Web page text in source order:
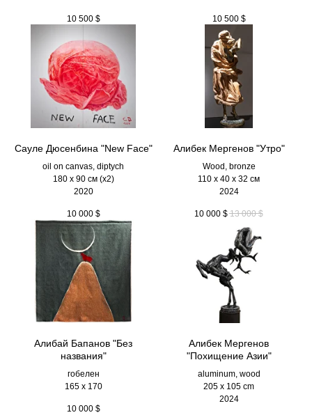
10 500 $ 10 500 $
Сауле Дюсенбина "New Face"
oil on canvas, diptych
180 x 90 см (х2)
2020
10 000 $
Алибек Мергенов "Утро"
Wood, bronze
110 х 40 х 32 см
2024
10 000 $ 13 000 $
Алибай Бапанов "Без
названия"
гобелен
165 x 170
10 000 $
Алибек Мергенов
"Похищение Азии"
aluminum, wood
205 х 105 cm
2024